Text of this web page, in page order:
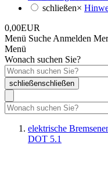
schließen×
0,00EUR
Menü Suche Anmelden
Menü
Wonach suchen Sie?
schließenschließen
elektrische
DOT 5.1